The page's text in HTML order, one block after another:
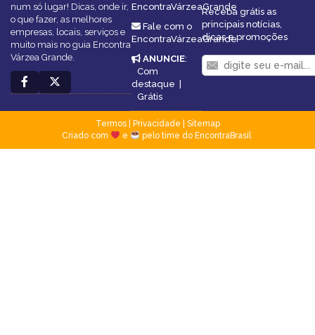
num só lugar! Dicas, onde ir,
o que fazer, as melhores
empresas, locais, serviços e
muito mais no guia Encontra
Várzea Grande.
EncontraVárzeaGrande
Fale com o
EncontraVárzeaGrande
ANUNCIE:
Com
destaque |
Grátis
Receba grátis as
principais notícias,
dicas e promoções
Termos| Privacidade
Sitemap
Criado com
e pelo time do EncontraBrasil